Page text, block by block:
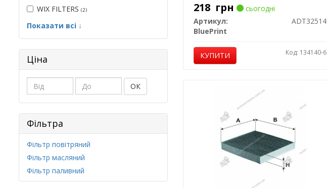
WIX FILTERS (2)
Показати всі ↓
Ціна
ОК
Фільтра
Фільтр повітряний
Фільтр масляний
Фільтр паливний
218 грн
сьогодні
Артикул:
ADT32514
BluePrint
КУПИТИ Код: 134140-6